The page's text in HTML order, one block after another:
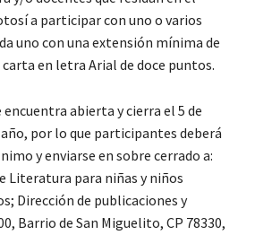
a participar con uno o varios
uno con una extensión mínima de
en letra Arial de doce puntos.
encuentra abierta y cierra el 5 de
por lo que participantes deberá
y enviarse en sobre cerrado a:
Literatura para niñas y niños
Dirección de publicaciones y
Barrio de San Miguelito, CP 78330,